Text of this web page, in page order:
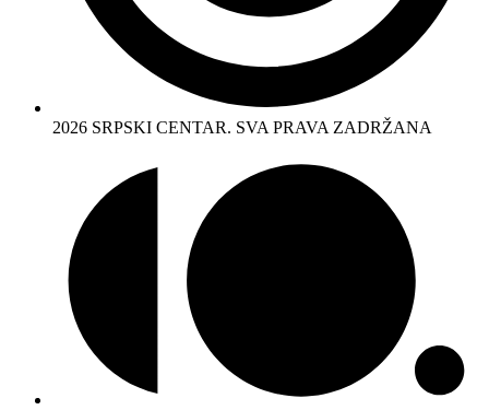
2026 SRPSKI CENTAR. SVA PRAVA ZADRŽANA